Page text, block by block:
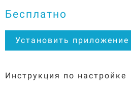
Бесплатно
Установить приложение
Инструкция по настройке